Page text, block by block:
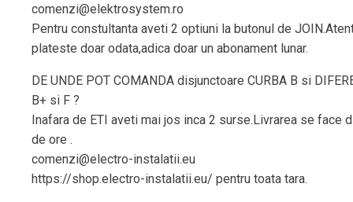
comenzi@elektrosystem.ro
Pentru constultanta aveti 2 optiuni la butonul de
plateste doar odata,adica doar un abonament lunar.
DE UNDE POT COMANDA disjunctoare CURBA B si
B+ si F ?
Inafara de ETI aveti mai jos inca 2 surse.Livrarea se face
de ore .
comenzi@electro-instalatii.eu
https://shop.electro-instalatii.eu/ pentru toata tara.